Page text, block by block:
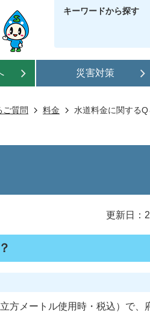
キーワードから探す
災害対策
ご質問 料金 水道料金に関するQ
更新日：
方メートル使用時・税込）で、